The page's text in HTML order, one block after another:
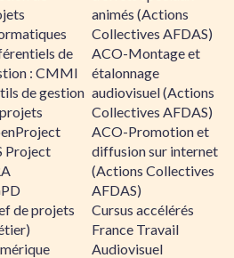
de
: CMMI
de gestion
Project
de projets
animés (Actions
Collectives AFDAS)
ACO-Montage et
étalonnage
audiovisuel (Actions
Collectives AFDAS)
ACO-Promotion et
diffusion sur internet
(Actions Collectives
AFDAS)
Cursus accélérés
France Travail
Audiovisuel